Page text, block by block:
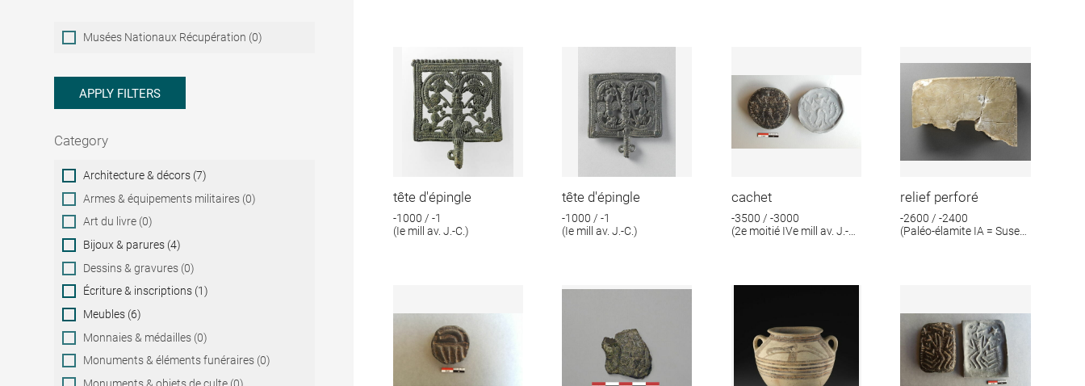
Musées
Nationaux
Musées Nationaux Récupération (0)
APPLY FILTERS
Category
Category
Architecture & décors (7)
Armes & équipements militaires (0)
Art du livre (0)
Bijoux & parures (4)
Dessins & gravures (0)
Écriture & inscriptions (1)
Meubles (6)
Monnaies & médailles (0)
Monuments & éléments funéraires (0)
tête d'épingle
-1000 / -1
(Ie mill av. J.-C.)
tête d'épingle
-1000 / -1
(Ie mill av. J.-C.)
cachet
-3500 / -3000
(2e moitié IVe mill av. J.-
relief perforé
-2600 / -2400
(Paléo-élamite IA = Suse